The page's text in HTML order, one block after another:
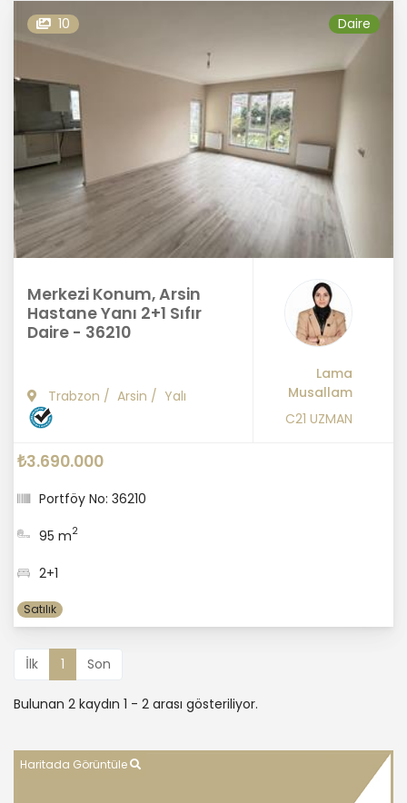
10 Daire
Merkezi Konum, Arsin
Hastane Yanı 2+1 Sıfır
Daire - 36210
Trabzon / Arsin / Yalı
Lama
Musallam
C21 UZMAN
₺3.690.000
Portföy No: 36210
95 m2
2+1
Satılık
İlk 1 Son
Bulunan 2 kaydın 1 - 2 arası gösteriliyor.
Haritada Görüntüle